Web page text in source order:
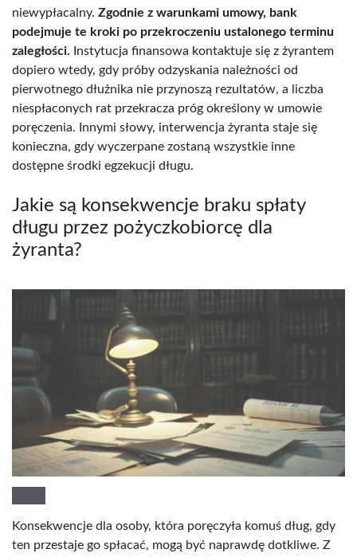
niewypłacalny. Zgodnie z warunkami umowy, bank
podejmuje te kroki po przekroczeniu ustalonego terminu
zaległości. Instytucja finansowa kontaktuje się z żyrantem
dopiero wtedy, gdy próby odzyskania należności od
pierwotnego dłużnika nie przynoszą rezultatów, a liczba
niespłaconych rat przekracza próg określony w umowie
poręczenia. Innymi słowy, interwencja żyranta staje się
konieczna, gdy wyczerpane zostaną wszystkie inne
dostępne środki egzekucji długu.
Jakie są konsekwencje braku spłaty
długu przez pożyczkobiorcę dla
żyranta?
Konsekwencje dla osoby, która poręczyła komuś dług, gdy
ten przestaje go spłacać, mogą być naprawdę dotkliwe. Z